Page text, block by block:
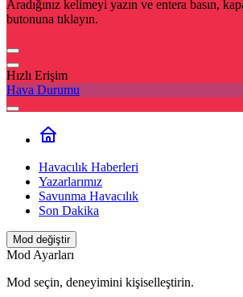
Aradığınız kelimeyi yazın ve entera basın,
butonuna tıklayın.
Hızlı Erişim
Hava Durumu
Havacılık Haberleri
Yazarlarımız
Savunma Havacılık
Son Dakika
Mod değiştir
Mod Ayarları
Mod seçin, deneyimini kişiselleştirin.